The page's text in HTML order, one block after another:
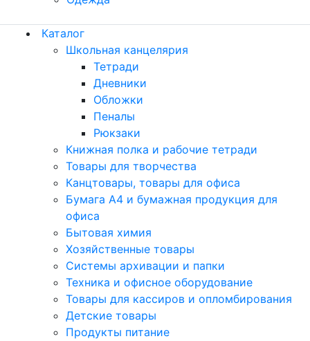
Каталог
Школьная канцелярия
Тетради
Дневники
Обложки
Пеналы
Рюкзаки
Книжная полка и рабочие тетради
Товары для творчества
Канцтовары, товары для офиса
Бумага А4 и бумажная продукция для
офиса
Бытовая химия
Хозяйственные товары
Системы архивации и папки
Техника и офисное оборудование
Товары для кассиров и опломбирования
Детские товары
Продукты питание